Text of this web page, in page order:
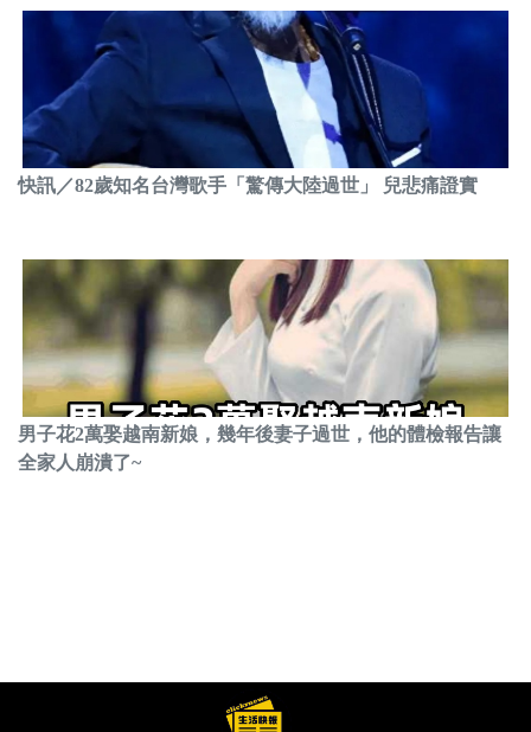
快訊／82歲知名台灣歌手「驚傳大陸過世」 兒悲痛證實
男子花2萬娶越南新娘，幾年後妻子過世，他的體檢報告讓
全家人崩潰了~